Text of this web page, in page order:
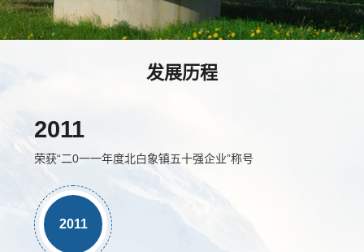
发展历程
2011
荣获“二0一一年度北白象镇五十强企业”称号
2011